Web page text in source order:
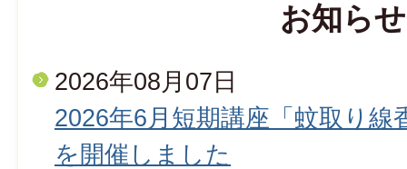
お知らせ
2026年08月07日
2026年6月短期講座「蚊取り
を開催しました